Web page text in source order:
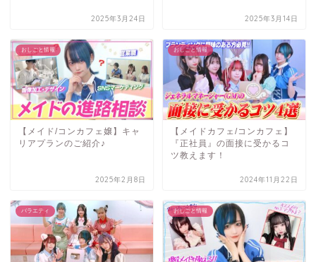
2025年3月24日 2025年3月14日
おしごと情報
【メイド/コンカフェ嬢】キャ
リアプランのご紹介♪
2025年2月8日
おしごと情報
【メイドカフェ/コンカフェ】
『正社員』の面接に受かるコ
ツ教えます！
2024年11月22日
バラエティ おしごと情報